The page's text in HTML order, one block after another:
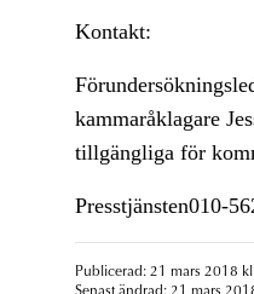
Kontakt:
kammaråklagare
tillgängliga för
Presstjänsten010-
Publicerad: 21 mars 2018